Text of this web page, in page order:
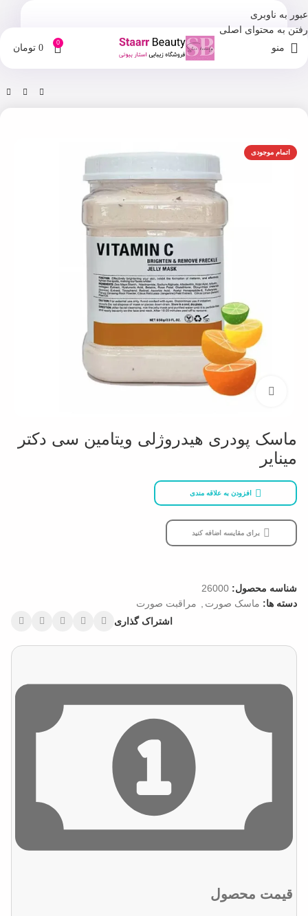
عبور به ناوبری
رفتن به محتوای اصلی
منو 0
0 تومان
خانه مراقبت صورت
اتمام موجودی
بزرگنمایی تصویر
ماسک پودری هیدروژلی ویتامین سی دکتر
مینایر
افزودن به علاقه مندی
برای مقایسه اضافه کنید
شناسه محصول: 26000
دسته ها: ماسک صورت
مراقبت صورت
اشتراک گذاری
قیمت محصول